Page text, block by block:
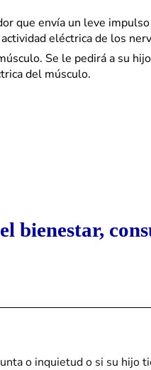
que envía un leve
eléctrica de los
Se le pedirá a su
del músculo.
bienestar,
o inquietud o si su hijo